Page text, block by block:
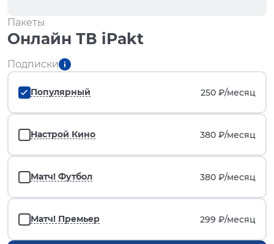
Пакеты
Онлайн ТВ iPakt
Подписки
Популярный 250 ₽/месяц
Настрой Кино 380 ₽/месяц
Матч! Футбол 380 ₽/месяц
Матч! Премьер 299 ₽/месяц